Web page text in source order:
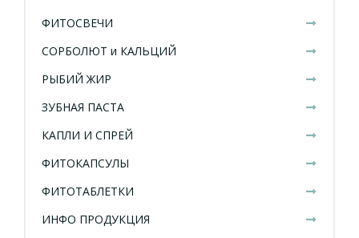
ФИТОСВЕЧИ
СОРБОЛЮТ и КАЛЬЦИЙ
РЫБИЙ ЖИР
ЗУБНАЯ ПАСТА
КАПЛИ И СПРЕЙ
ФИТОКАПСУЛЫ
ФИТОТАБЛЕТКИ
ИНФО ПРОДУКЦИЯ